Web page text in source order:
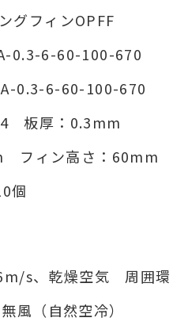
グフィンOPFF
0.3-6-60-100-670
6-60-100-670
板厚：0.3mm
フィン高さ：60mm
個
s、乾燥空気 周囲環
風（自然空冷）